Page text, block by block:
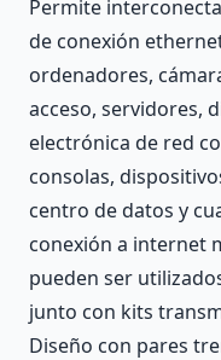
Permite
de conexión
ordenadores,
acceso, servidores,
electrónica de red
consolas,
centro de datos y
conexión a internet
pueden ser
junto con kits
Diseño con pares